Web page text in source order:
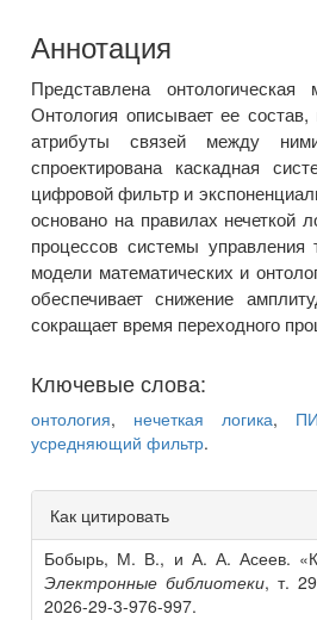
Аннотация
Представлена
Онтология описывает ее
атрибуты связей между
спроектирована каскадная
цифровой фильтр и
основано на правилах нечеткой
процессов системы управления
модели математических и
обеспечивает снижение
сокращает время переходного
Ключевые слова:
онтология, нечеткая логика,
усредняющий фильтр.
Article
Details
Как цитировать
Бобырь, М. В., и А. А. Асеев.
Электронные библиотеки, т.
2026-29-3-976-997.